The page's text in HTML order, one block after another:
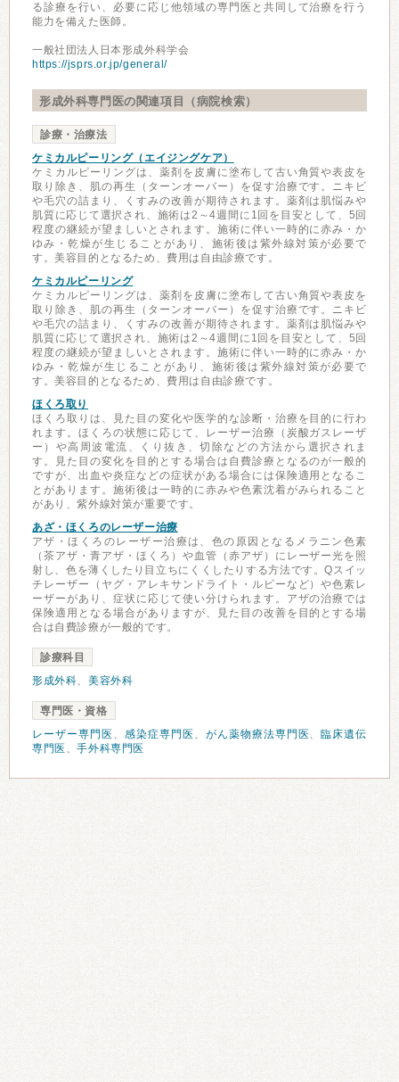
る診療を行い、必要に応じ他領域の専門医と共同して治療を行う
能力を備えた医師。
一般社団法人日本形成外科学会
https://jsprs.or.jp/general/
形成外科専門医の関連項目（病院検索）
診療・治療法
ケミカルピーリング（エイジングケア）
ケミカルピーリングは、薬剤を皮膚に塗布して古い角質や表皮を
取り除き、肌の再生（ターンオーバー）を促す治療です。ニキビ
や毛穴の詰まり、くすみの改善が期待されます。薬剤は肌悩みや
肌質に応じて選択され、施術は2～4週間に1回を目安として、5回
程度の継続が望ましいとされます。施術に伴い一時的に赤み・か
ゆみ・乾燥が生じることがあり、施術後は紫外線対策が必要で
す。美容目的となるため、費用は自由診療です。
ケミカルピーリング
ケミカルピーリングは、薬剤を皮膚に塗布して古い角質や表皮を
取り除き、肌の再生（ターンオーバー）を促す治療です。ニキビ
や毛穴の詰まり、くすみの改善が期待されます。薬剤は肌悩みや
肌質に応じて選択され、施術は2～4週間に1回を目安として、5回
程度の継続が望ましいとされます。施術に伴い一時的に赤み・か
ゆみ・乾燥が生じることがあり、施術後は紫外線対策が必要で
す。美容目的となるため、費用は自由診療です。
ほくろ取り
ほくろ取りは、見た目の変化や医学的な診断・治療を目的に行わ
れます。ほくろの状態に応じて、レーザー治療（炭酸ガスレーザ
ー）や高周波電流、くり抜き、切除などの方法から選択されま
す。見た目の変化を目的とする場合は自費診療となるのが一般的
ですが、出血や炎症などの症状がある場合には保険適用となるこ
とがあります。施術後は一時的に赤みや色素沈着がみられること
があり、紫外線対策が重要です。
あざ・ほくろのレーザー治療
アザ・ほくろのレーザー治療は、色の原因となるメラニン色素
（茶アザ・青アザ・ほくろ）や血管（赤アザ）にレーザー光を照
射し、色を薄くしたり目立ちにくくしたりする方法です。Qスイッ
チレーザー（ヤグ・アレキサンドライト・ルビーなど）や色素レ
ーザーがあり、症状に応じて使い分けられます。アザの治療では
保険適用となる場合がありますが、見た目の改善を目的とする場
合は自費診療が一般的です。
診療科目
形成外科、美容外科
専門医・資格
レーザー専門医 、 感染症専門医 、 がん薬物療法専門医、臨床遺伝
専門医 、手外科専門医